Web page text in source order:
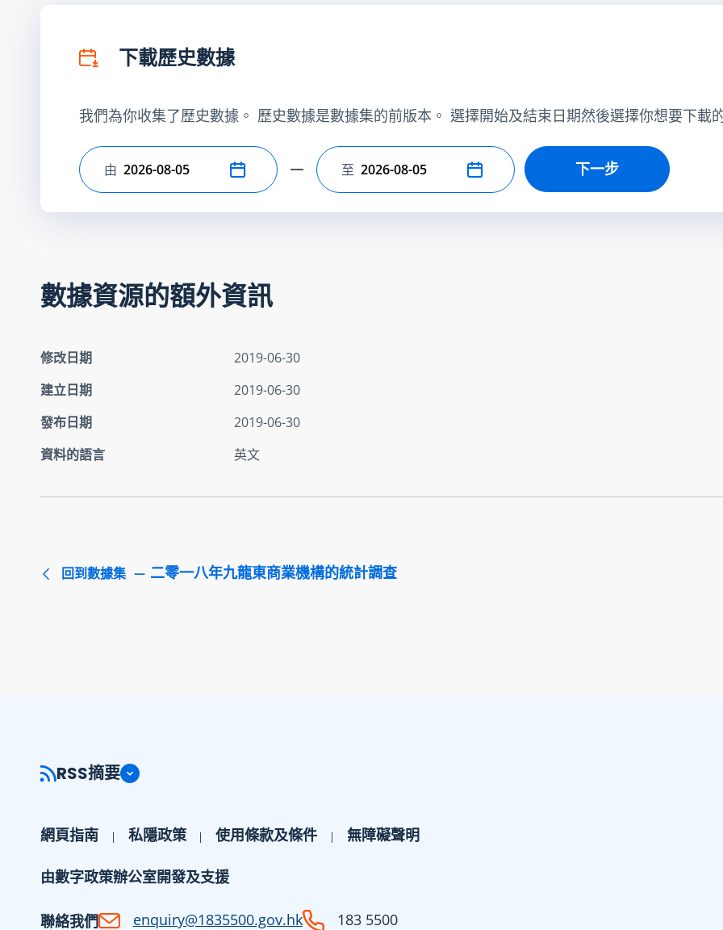
下載歷史數據
我們為你收集了歷史數據。 歷史數據是數據集的前版本。 選擇開始及結束日期然後選擇你想要下載
選擇開始日期
由 選擇結束日期
至 下一步
數據資源的額外資訊
修改日期
2019-06-30
建立日期
2019-06-30
發布日期
2019-06-30
資料的語言
英文
回到數據集 二零一八年九龍東商業機構的統計調查
RSS摘要
網頁指南 私隱政策 使用條款及條件 無障礙聲明
由數字政策辦公室開發及支援
聯絡我們 enquiry@1835500.gov.hk 183 5500